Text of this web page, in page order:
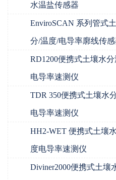
水温盐传感器
EnviroSCAN 系列管式
分/温度/电导率廓线传感
RD1200便携式土壤水
电导率速测仪
TDR 350便携式土壤水
电导率速测仪
HH2-WET 便携式土壤
度电导率速测仪
Diviner2000便携式土壤